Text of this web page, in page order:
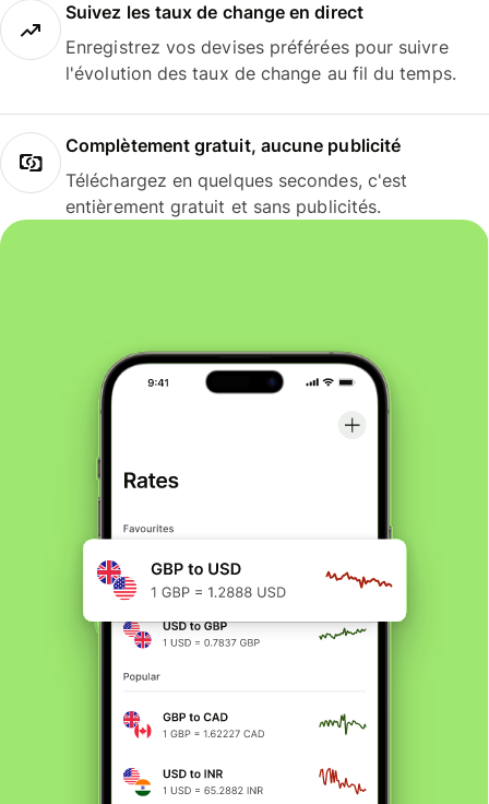
Suivez les taux de change en direct
Enregistrez vos devises préférées pour suivre
l'évolution des taux de change au fil du temps.
Complètement gratuit, aucune publicité
Téléchargez en quelques secondes, c'est
entièrement gratuit et sans publicités.